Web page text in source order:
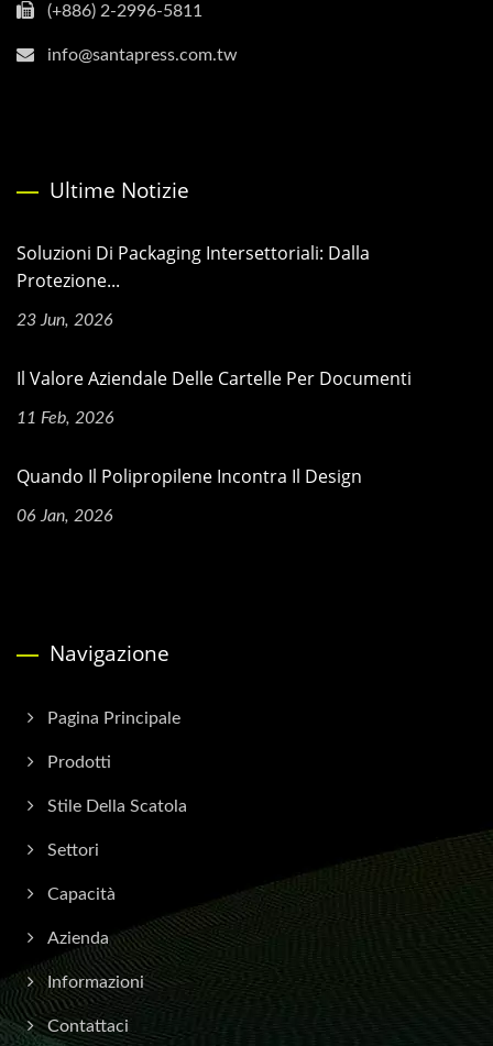
(+886) 2-2996-5811
info@santapress.com.tw
Ultime Notizie
Soluzioni Di Packaging Intersettoriali: Dalla
Protezione...
23 Jun, 2026
Il Valore Aziendale Delle Cartelle Per Documenti
11 Feb, 2026
Quando Il Polipropilene Incontra Il Design
06 Jan, 2026
Navigazione
Pagina Principale
Prodotti
Stile Della Scatola
Settori
Capacità
Azienda
Informazioni
Contattaci